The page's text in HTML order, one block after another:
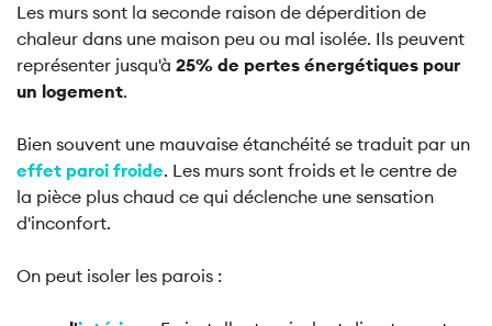
Les murs sont la seconde raison de déperdition de
chaleur dans une maison peu ou mal isolée. Ils peuvent
représenter jusqu'à 25% de pertes énergétiques pour
un logement.
Bien souvent une mauvaise étanchéité se traduit par un
effet paroi froide. Les murs sont froids et le centre de
la pièce plus chaud ce qui déclenche une sensation
d'inconfort.
On peut isoler les parois :